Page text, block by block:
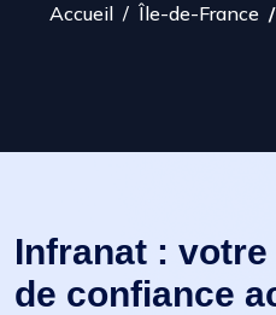
Accueil Île-de-France
Infranat :
de confiance